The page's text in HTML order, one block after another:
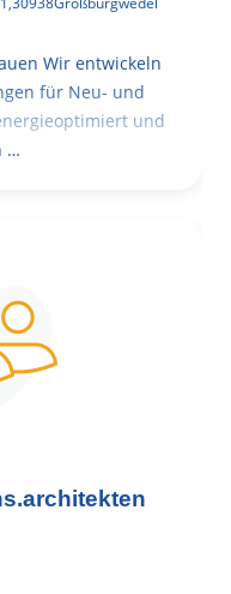
Wir entwickeln
für Neu- und
und
…